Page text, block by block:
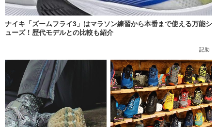
ナイキ「ズームフライ3」はマラソン練習から本番まで使える万能シ
ューズ！歴代モデルとの比較も紹介
記助